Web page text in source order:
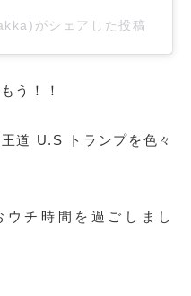
がシェアした投稿
う！！
道 U.S トランプを色々
チ時間を過ごしまし